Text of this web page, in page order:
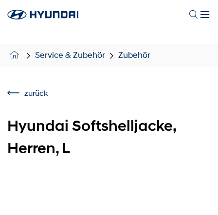
Service & Zubehör Zubehör
zurück
Hyundai Softshelljacke,
Herren, L